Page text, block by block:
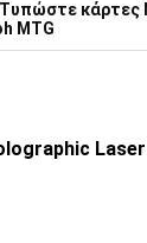
κάρτες
MTG